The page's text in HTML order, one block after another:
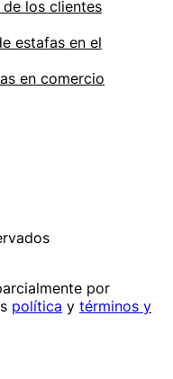
los clientes
estafas en el
en comercio
por
política y términos y